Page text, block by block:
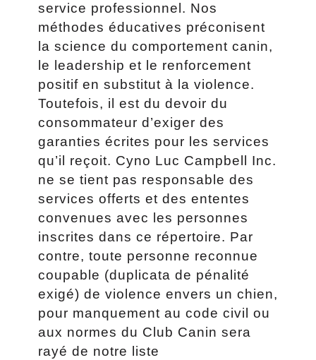
service professionnel. Nos
méthodes éducatives préconisent
la science du comportement canin,
le leadership et le renforcement
positif en substitut à la violence.
Toutefois, il est du devoir du
consommateur d’exiger des
garanties écrites pour les services
qu’il reçoit. Cyno Luc Campbell Inc.
ne se tient pas responsable des
services offerts et des ententes
convenues avec les personnes
inscrites dans ce répertoire. Par
contre, toute personne reconnue
coupable (duplicata de pénalité
exigé) de violence envers un chien,
pour manquement au code civil ou
aux normes du Club Canin sera
rayé de notre liste